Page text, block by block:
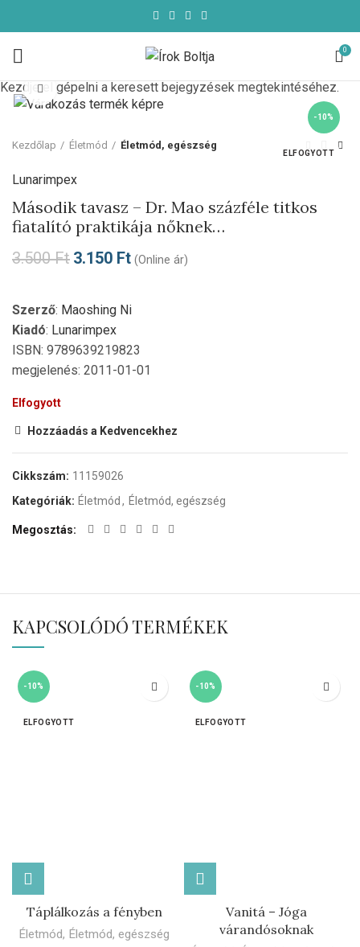
0
-10%
ELFOGYOTT
Click to enlarge
Kezdőlap Életmód Életmód, egészség
Lunarimpex
Második tavasz – Dr. Mao százféle titkos
fiatalító praktikája nőknek…
3.500Ft 3.150 Ft (Online ár)
Szerző: Maoshing Ni
Kiadó: Lunarimpex
ISBN: 9789639219823
megjelenés: 2011-01-01
Elfogyott
Hozzáadás a Kedvencekhez
Cikkszám: 11159026
Kategóriák: Életmód , Életmód, egészség
Megosztás
KAPCSOLÓDÓ TERMÉKEK
-10%
ELFOGYOTT
Táplálkozás a fényben
Életmód, Életmód, egészség
-10%
ELFOGYOTT
Vanitá – Jóga
várandósoknak
Kezdje el gépelni a keresett bejegyzések megtekintéséhez.